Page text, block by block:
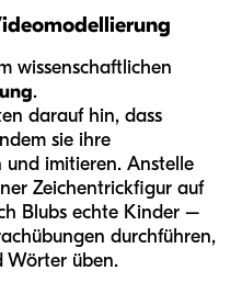
wissenschaftlichen
.
darauf hin, dass
sie ihre
imitieren. Anstelle
Zeichentrickfigur auf
Blubs echte Kinder –
durchführen,
Wörter üben.